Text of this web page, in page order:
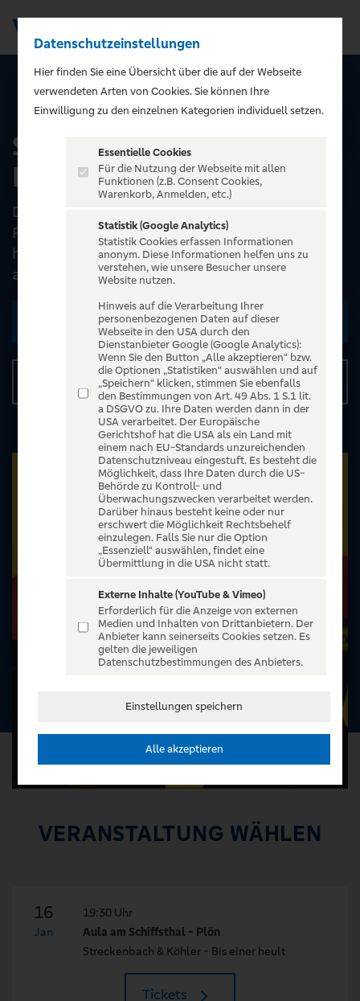
ALLE EVENTS
Streckenbach & Köhler -
Bis einer heult
Diese Veranstaltung ist in unserem ABO-
Programm enthalten. Unsere Abonnent*Innen
haben feste Sitzplätze in Reihe 1 bis 7. Für alle
anderen gilt freie...
Zu den Terminen
Details
VERANSTALTUNG WÄHLEN
16
Jan
19:30 Uhr
Aula am Schiffsthal - Plön
Streckenbach & Köhler - Bis einer heult
Tickets
Datenschutzeinstellungen
Hier finden Sie eine Übersicht über die auf der Webseite
verwendeten Arten von Cookies. Sie können Ihre
Einwilligung zu den einzelnen Kategorien individuell setzen.
Essentielle Cookies
Für die Nutzung der Webseite mit allen
Funktionen (z.B. Consent Cookies,
Warenkorb, Anmelden, etc.)
Statistik (Google Analytics)
Statistik Cookies erfassen Informationen
anonym. Diese Informationen helfen uns zu
verstehen, wie unsere Besucher unsere
Website nutzen.
Hinweis auf die Verarbeitung Ihrer
personenbezogenen Daten auf dieser
Webseite in den USA durch den
Dienstanbieter Google (Google Analytics):
Wenn Sie den Button „Alle akzeptieren“ bzw.
die Optionen „Statistiken“ auswählen und auf
„Speichern“ klicken, stimmen Sie ebenfalls
den Bestimmungen von Art. 49 Abs. 1 S.1 lit.
a DSGVO zu. Ihre Daten werden dann in der
USA verarbeitet. Der Europäische
Gerichtshof hat die USA als ein Land mit
einem nach EU-Standards unzureichenden
Datenschutzniveau eingestuft. Es besteht die
Möglichkeit, dass Ihre Daten durch die US-
Behörde zu Kontroll- und
Überwachungszwecken verarbeitet werden.
Darüber hinaus besteht keine oder nur
erschwert die Möglichkeit Rechtsbehelf
einzulegen. Falls Sie nur die Option
„Essenziell“ auswählen, findet eine
Übermittlung in die USA nicht statt.
Externe Inhalte (YouTube & Vimeo)
Erforderlich für die Anzeige von externen
Medien und Inhalten von Drittanbietern. Der
Anbieter kann seinerseits Cookies setzen. Es
gelten die jeweiligen
Datenschutzbestimmungen des Anbieters.
Einstellungen speichern
Alle akzeptieren